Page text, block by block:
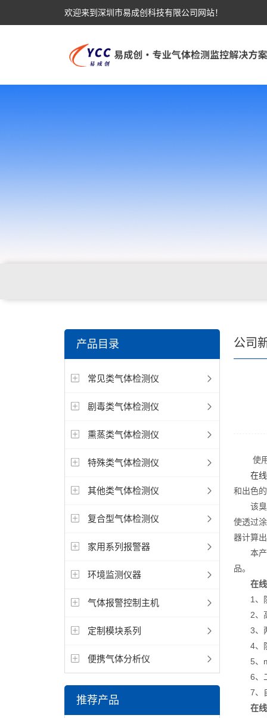
欢迎来到深圳市易成创科技有限公司网站！
产品目录
常见类气体检测仪
剧毒类气体检测仪
熏蒸类气体检测仪
特殊类气体检测仪
其他类气体检测仪
复合型气体检测仪
家用系列报警器
环境监测仪器
气体报警控制主机
定制模块系列
便携气体分析仪
推荐产品
公司
使用
在
和出色
该臭氧
使透过
器计算
本产品
品。
在
1、防
2、高
3、两
4、防
5、
6、二
7、自
在